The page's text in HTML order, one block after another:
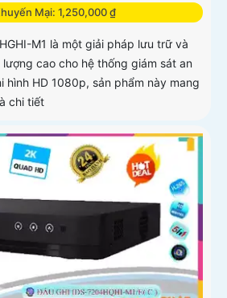
Mại: 1,250,000 ₫
M1 là một giải pháp lưu trữ và
cao cho hệ thống giám sát an
hình HD 1080p, sản phẩm này mang
chi tiết